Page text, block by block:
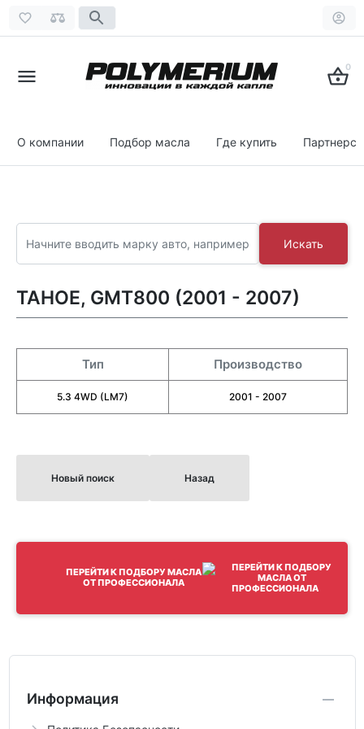
0
О компании Подбор масла Где купить
Искать
TAHOE, GMT800 (2001 - 2007)
Тип Производство
5.3 4WD (LM7) 2001 - 2007
Новый поиск Назад
ПЕРЕЙТИ К ПОДБОРУ МАСЛА
ОТ ПРОФЕССИОНАЛА
Информация